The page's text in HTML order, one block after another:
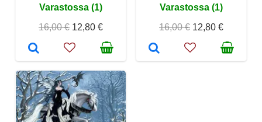
Varastossa (1)
16,00 € 12,80 €
Varastossa (1)
16,00 € 12,80 €